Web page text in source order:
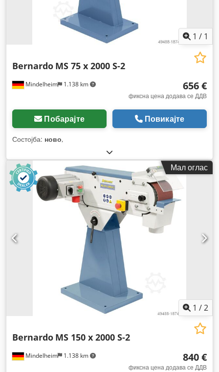
1 / 1
Mindelheim 1.138 km
Bernardo MS 75 x 2000 S-2
656 €
фиксна цена додава се ДДВ
Побарајте Повикајте
Состојба: ново,
Мал оглас
1 /2
Mindelheim 1.138 km
Bernardo MS 150 x 2000 S-2
840 €
фиксна цена додава се ДДВ